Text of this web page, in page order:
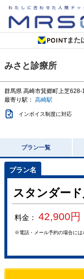
また
みさと診療所
群馬県 高崎市箕郷町上芝628-
最寄り駅： 高崎駅
インボイス制度に対応
プラン一覧
スタンダー
料金： 42,900円
※電話・メール予約の場合には